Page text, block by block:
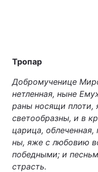
Тропар
Добромученице
нетленная, ныне
раны носящи плоти,
светообразны, и в
царица, облеченная,
ны, яже с любовию
победными; и
страсть.